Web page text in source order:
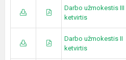
Darbo užmokestis III
ketvirtis
Darbo užmokestis II
ketvirtis